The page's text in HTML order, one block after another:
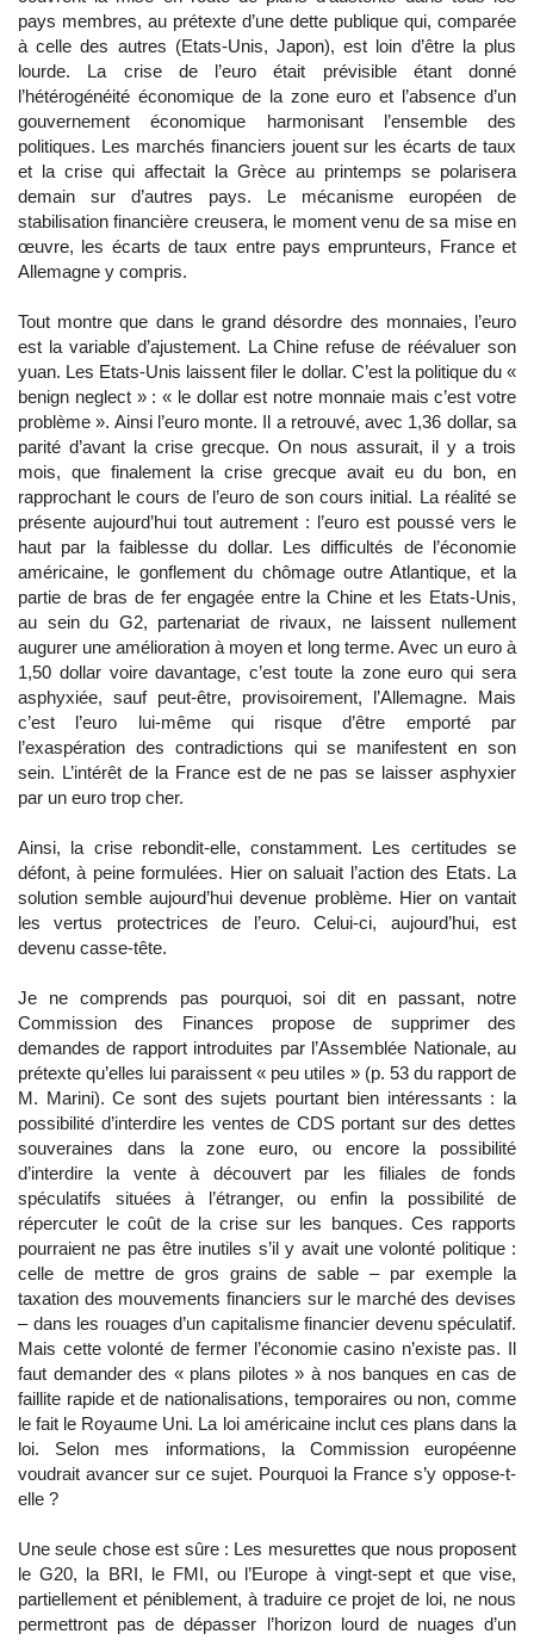
pays membres, au prétexte d’une dette publique qui, comparée
à celle des autres (Etats-Unis, Japon), est loin d’être la plus
lourde. La crise de l’euro était prévisible étant donné
l’hétérogénéité économique de la zone euro et l’absence d’un
gouvernement économique harmonisant l’ensemble des
politiques. Les marchés financiers jouent sur les écarts de taux
et la crise qui affectait la Grèce au printemps se polarisera
demain sur d’autres pays. Le mécanisme européen de
stabilisation financière creusera, le moment venu de sa mise en
œuvre, les écarts de taux entre pays emprunteurs, France et
Allemagne y compris.
Tout montre que dans le grand désordre des monnaies, l’euro
est la variable d’ajustement. La Chine refuse de réévaluer son
yuan. Les Etats-Unis laissent filer le dollar. C’est la politique du «
benign neglect » : « le dollar est notre monnaie mais c’est votre
problème ». Ainsi l’euro monte. Il a retrouvé, avec 1,36 dollar, sa
parité d’avant la crise grecque. On nous assurait, il y a trois
mois, que finalement la crise grecque avait eu du bon, en
rapprochant le cours de l’euro de son cours initial. La réalité se
présente aujourd’hui tout autrement : l’euro est poussé vers le
haut par la faiblesse du dollar. Les difficultés de l’économie
américaine, le gonflement du chômage outre Atlantique, et la
partie de bras de fer engagée entre la Chine et les Etats-Unis,
au sein du G2, partenariat de rivaux, ne laissent nullement
augurer une amélioration à moyen et long terme. Avec un euro à
1,50 dollar voire davantage, c’est toute la zone euro qui sera
asphyxiée, sauf peut-être, provisoirement, l’Allemagne. Mais
c’est l’euro lui-même qui risque d’être emporté par
l’exaspération des contradictions qui se manifestent en son
sein. L’intérêt de la France est de ne pas se laisser asphyxier
par un euro trop cher.
Ainsi, la crise rebondit-elle, constamment. Les certitudes se
défont, à peine formulées. Hier on saluait l’action des Etats. La
solution semble aujourd’hui devenue problème. Hier on vantait
les vertus protectrices de l’euro. Celui-ci, aujourd’hui, est
devenu casse-tête.
Je ne comprends pas pourquoi, soi dit en passant, notre
Commission des Finances propose de supprimer des
demandes de rapport introduites par l’Assemblée Nationale, au
prétexte qu’elles lui paraissent « peu utiles » (p. 53 du rapport de
M. Marini). Ce sont des sujets pourtant bien intéressants : la
possibilité d’interdire les ventes de CDS portant sur des dettes
souveraines dans la zone euro, ou encore la possibilité
d’interdire la vente à découvert par les filiales de fonds
spéculatifs situées à l’étranger, ou enfin la possibilité de
répercuter le coût de la crise sur les banques. Ces rapports
pourraient ne pas être inutiles s’il y avait une volonté politique :
celle de mettre de gros grains de sable – par exemple la
taxation des mouvements financiers sur le marché des devises
– dans les rouages d’un capitalisme financier devenu spéculatif.
Mais cette volonté de fermer l’économie casino n’existe pas. Il
faut demander des « plans pilotes » à nos banques en cas de
faillite rapide et de nationalisations, temporaires ou non, comme
le fait le Royaume Uni. La loi américaine inclut ces plans dans la
loi. Selon mes informations, la Commission européenne
voudrait avancer sur ce sujet. Pourquoi la France s’y oppose-t-
elle ?
Une seule chose est sûre : Les mesurettes que nous proposent
le G20, la BRI, le FMI, ou l’Europe à vingt-sept et que vise,
partiellement et péniblement, à traduire ce projet de loi, ne nous
permettront pas de dépasser l’horizon lourd de nuages d’un